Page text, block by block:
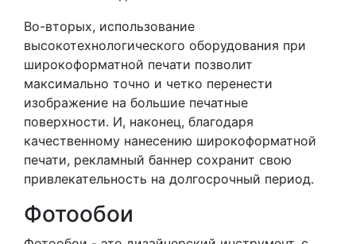
Во-вторых, использование
высокотехнологического оборудования при
широкоформатной печати позволит
максимально точно и четко перенести
изображение на большие печатные
поверхности. И, наконец, благодаря
качественному нанесению широкоформатной
печати, рекламный баннер сохранит свою
привлекательность на долгосрочный период.
Фотообои